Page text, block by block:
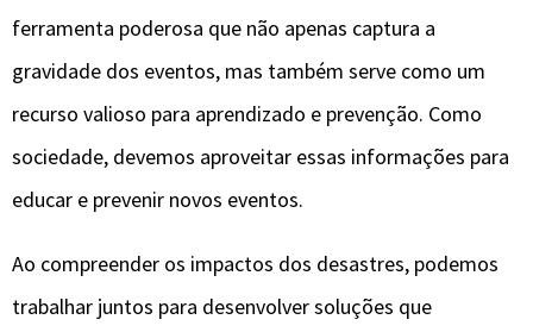
ferramenta poderosa que não apenas captura a
gravidade dos eventos, mas também serve como um
recurso valioso para aprendizado e prevenção. Como
sociedade, devemos aproveitar essas informações para
educar e prevenir novos eventos.
Ao compreender os impactos dos desastres, podemos
trabalhar juntos para desenvolver soluções que